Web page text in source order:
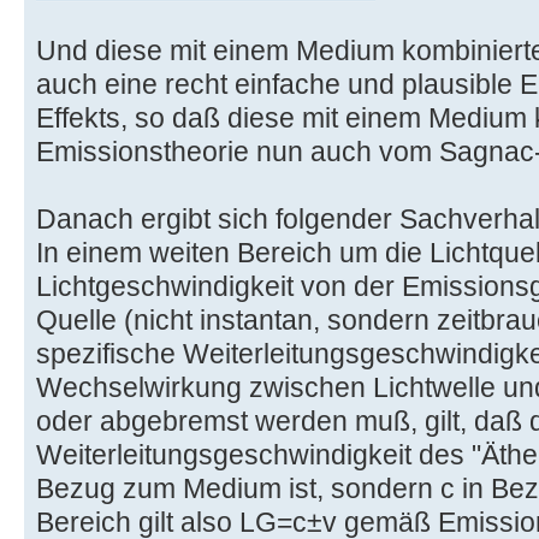
Und diese mit einem Medium
auch eine recht einfache und plausible
Effekts, so daß diese mit einem Medium
Emissionstheorie nun auch vom
Danach ergibt sich folgender
In einem weiten Bereich um die
Lichtgeschwindigkeit von der
Quelle (nicht instantan, sondern
spezifische
Wechselwirkung zwischen Lichtwelle
oder abgebremst werden muß, gilt, daß
Weiterleitungsgeschwindigkeit des
Bezug zum Medium ist, sondern c in
Bereich gilt also LG=c±v gemäß